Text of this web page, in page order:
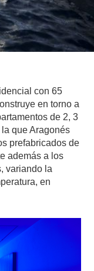
con 65
en torno a
de 2, 3
que Aragonés
prefabricados de
además a los
variando la
en